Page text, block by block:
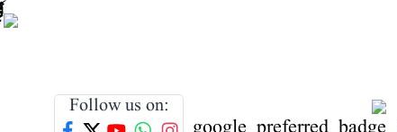
Follow us on: